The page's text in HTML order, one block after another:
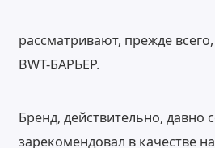
рассматривают, прежде
BWT-БАРЬЕР.
Бренд, действительно, давно
зарекомендовал в качестве